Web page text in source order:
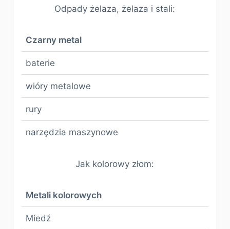
Odpady żelaza, żelaza i stali:
Czarny metal
baterie
wióry metalowe
rury
narzędzia maszynowe
Jak kolorowy złom:
Metali kolorowych
Miedź